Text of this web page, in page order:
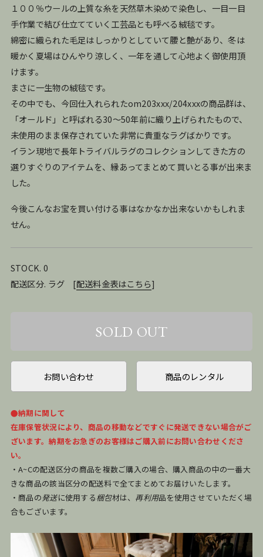
１００％ウールの上質な糸を天然草木染めで染色し、一目一目
手作業で結び仕立てていく工芸品とも呼べる絨毯です。
綿密に織られた毛足はしっかりとしていて腰と艶があり、冬は
暖かく夏場はひんやり涼しく、一年を通して心地よく御使用頂
けます。
まさに一生物の絨毯です。
その中でも、今回仕入れられたom203xxx/204xxxの商品群は、
「オールド」と呼ばれる30〜50年前に織り上げられたもので、
未使用のまま保存されていた非常に貴重なラグばかりです。
イラン現地で長年トライバルラグのコレクションしてきた方の
選りすぐりのアイテムを、縁あってまとめて買いとる事が出来ま
した。
今後こんなお宝を買い付ける事はなかなか出来ないかもしれま
せん。
STOCK. 0
配送区分. ラグ [配送料金表はこちら]
お問い合わせ 商品のレンタル
●納期に関して
在庫保管状況により、商品の移動などですぐに発送できない場合がご
ざいます。納期をお急ぎのお客様はご購入前にお問い合わせくださ
い。
・A~Cの配送区分の商品を複数ご購入の場合、購入商品の中の一番大
きな商品の該当区分の配送料で全てまとめてお届けいたします。
・商品の発送に使用する梱包材は、 再利用品を使用させていただく場
合もございます。